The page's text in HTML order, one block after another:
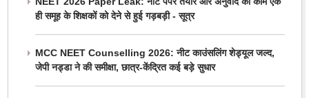
ही समूह के शिक्षकों को देने से हुई गड़बड़ी - सूत्र
MCC NEET Counselling 2026: नीट काउंसलिंग शेड्यूल जल्द,
जेपी नड्डा ने की समीक्षा, छात्र-केंद्रित कई बड़े सुधार